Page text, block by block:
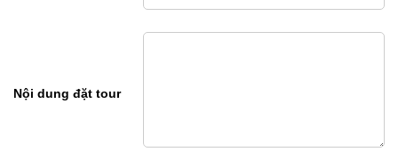
Nội dung đặt tour